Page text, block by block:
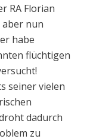
RA Florian
aber nun
habe
flüchtigen
seiner vielen
dadurch
zu